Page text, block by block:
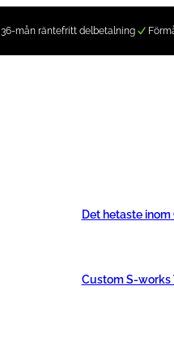
36-mån räntefritt delbetalning
Det hetaste inom
Custom S-works